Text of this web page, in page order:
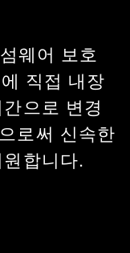
웨어 보호
직접 내장
으로 변경
로써 신속한
합니다.